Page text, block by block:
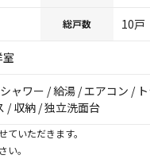
総戸数 10戸
ャワー / 給湯 / エアコン /
/ 収納 / 独立洗面台
いただきます。
。